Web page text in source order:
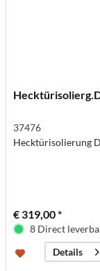
37476
Hecktürisolierung
€ 319,00 *
8 Direct
Details